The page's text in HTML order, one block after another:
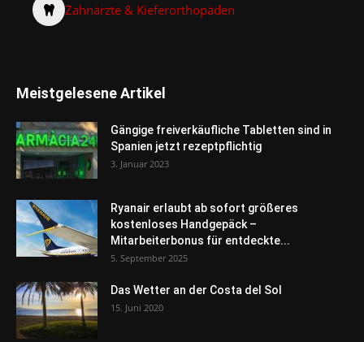
Zahnärzte & Kieferorthopäden
Meistgelesene Artikel
Gängige freiverkäufliche Tabletten sind in
Spanien jetzt rezeptpflichtig
3. Januar 2023
Ryanair erlaubt ab sofort größeres
kostenloses Handgepäck –
Mitarbeiterbonus für entdeckte...
5. September 2025
Das Wetter an der Costa del Sol
15. Juni 2020